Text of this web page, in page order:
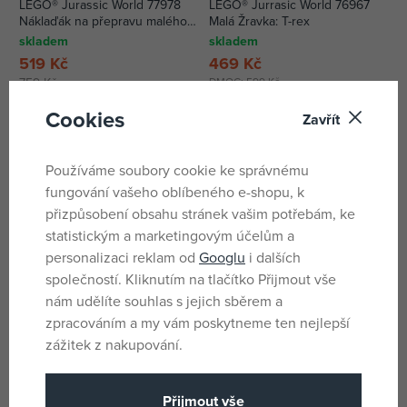
LEGO® Jurassic World 77978
Náklaďák na přepravu malého
T-rexe
skladem
759 Kč
519 Kč
LEGO® Jurrasic World 76967
Malá Žravka: T-rex
skladem
DMOC:599 Kč
469 Kč
Novinky
LEGO® Jurassic World 77983
Útok dinosaura mosasaura na
LEGO® Jurrasic World 76969
DMOC:
Cookies Zavřít
Používáme soubory cookie ke správnému
fungování vašeho oblíbeného e-shopu, k
přizpůsobení obsahu stránek vašim potřebám, ke
statistickým a marketingovým účelům a
personalizaci reklam od Googlu i dalších
společností. Kliknutím na tlačítko Přijmout vše
nám udělíte souhlas s jejich sběrem a
zpracováním a my vám poskytneme ten nejlepší
zážitek z nakupování.
Přijmout vše